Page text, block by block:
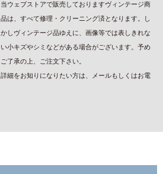
当ウェブストアで販売しておりますヴィンテージ商
品は、すべて修理・クリーニング済となります。し
かしヴィンテージ品ゆえに、画像等では表しきれな
い小キズやシミなどがある場合がございます。予め
ご了承の上、ご注文下さい。
詳細をお知りになりたい方は、メールもしくはお電